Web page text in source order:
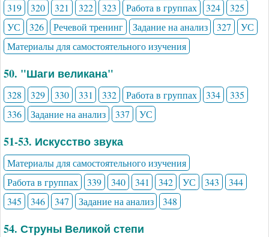
319 320 321 322 323 Работа в группах 324
325
УС
326 Речевой тренинг Задание на анализ 327
УС
Материалы для самостоятельного изучения
50. "Шаги великана"
328 329 330 331 332 Работа в группах 334
335
336
Задание на анализ 337 УС
51-53. Искусство звука
Материалы для самостоятельного изучения
Работа в группах
339 340 341 342 УС 343
344
345
346 347 Задание на анализ 348
54. Струны Великой степи